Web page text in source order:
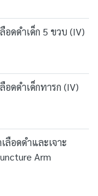
ดดำเด็ก 5 ขวบ (IV)
ดดำเด็กทารก (IV)
อดดำและเจาะ
Arm